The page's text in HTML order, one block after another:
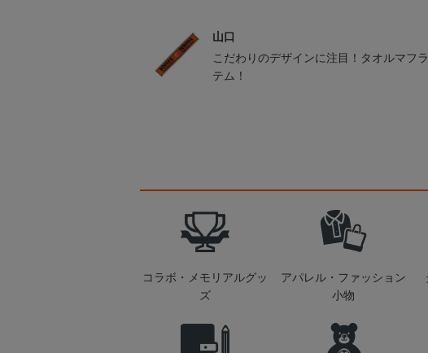
山口
こだわりのデザインに注目！タオルマフ
テム！
コラボ・メモリアルグッ
ズ
アパレル・ファッション
小物